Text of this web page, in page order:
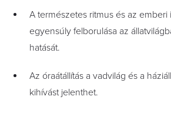
A természetes ritmus és az
egyensúly felborulása az
hatását.
Az óraátállítás a vadvilág és a
kihívást jelenthet.